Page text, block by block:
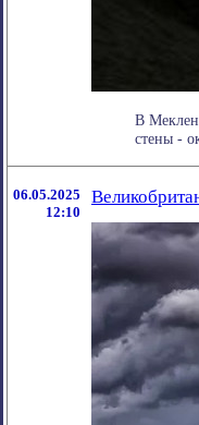
В
стены -
06.05.2025
12:10